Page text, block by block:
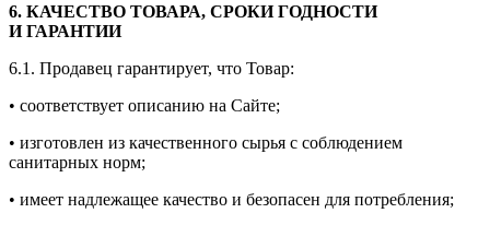
6. КАЧЕСТВО ТОВАРА, СРОКИ ГОДНОСТИ
И ГАРАНТИИ
6.1. Продавец гарантирует, что Товар:
• соответствует описанию на Сайте;
• изготовлен из качественного сырья с соблюдением
санитарных норм;
• имеет надлежащее качество и безопасен для потребления;